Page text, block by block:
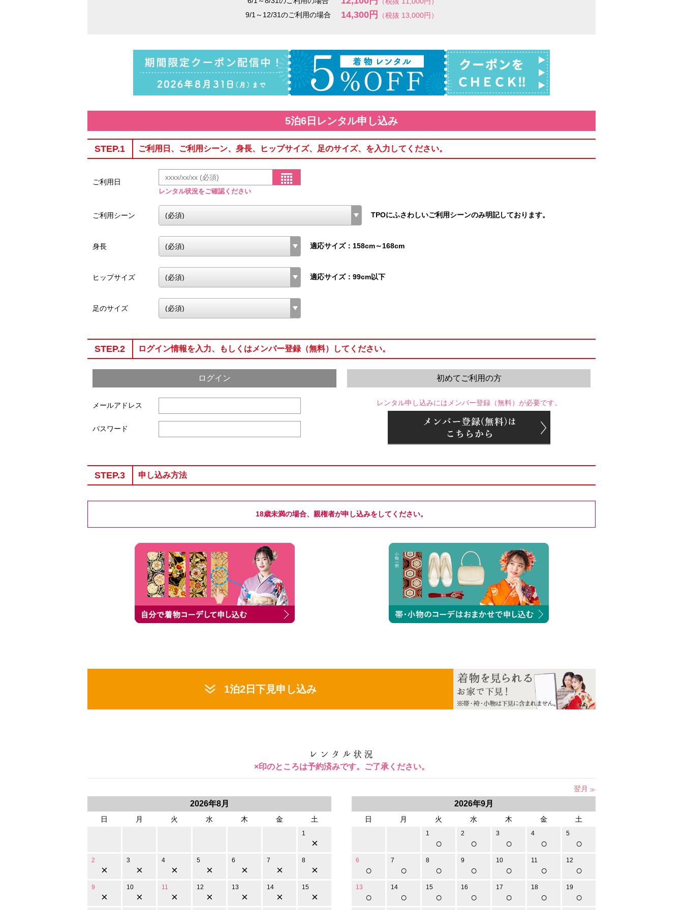
9/1～12/31のご利用の場合
14,300円 （税抜 13,000円）
5泊6日レンタル申し込み
STEP.1 ご利用日、ご利用シーン、身長、ヒップサイズ、足のサイズ、を入力してください。
ご利用日
レンタル状況をご確認ください
ご利用シーン TPOにふさわしいご利用シーンのみ明記しております。
身長 適応サイズ：158cm～168cm
ヒップサイズ 適応サイズ：99cm以下
足のサイズ
STEP.2 ログイン情報を入力、もしくはメンバー登録（無料）してください。
ログイン
メールアドレス
パスワード
初めてご利用の方
レンタル申し込みにはメンバー登録（無料）が必要です。
STEP.3 申し込み方法
18歳未満の場合、親権者が申し込みをしてください。
1泊2日下見申し込み
×印のところは予約済みです。ご了承ください。
翌月
2026年8月
日 月 火 水 木 金 土
1
×
2
×
3
×
4
×
5
×
6
×
7
×
8
×
9
×
10
×
11
×
12
×
13
×
14
×
15
×
2026年9月
日 月 火 水 木 金 土
1
○
2
○
3
○
4
○
5
○
6
○
7
○
8
○
9
○
10
○
11
○
12
○
13
○
14
○
15
○
16
○
17
○
18
○
19
○